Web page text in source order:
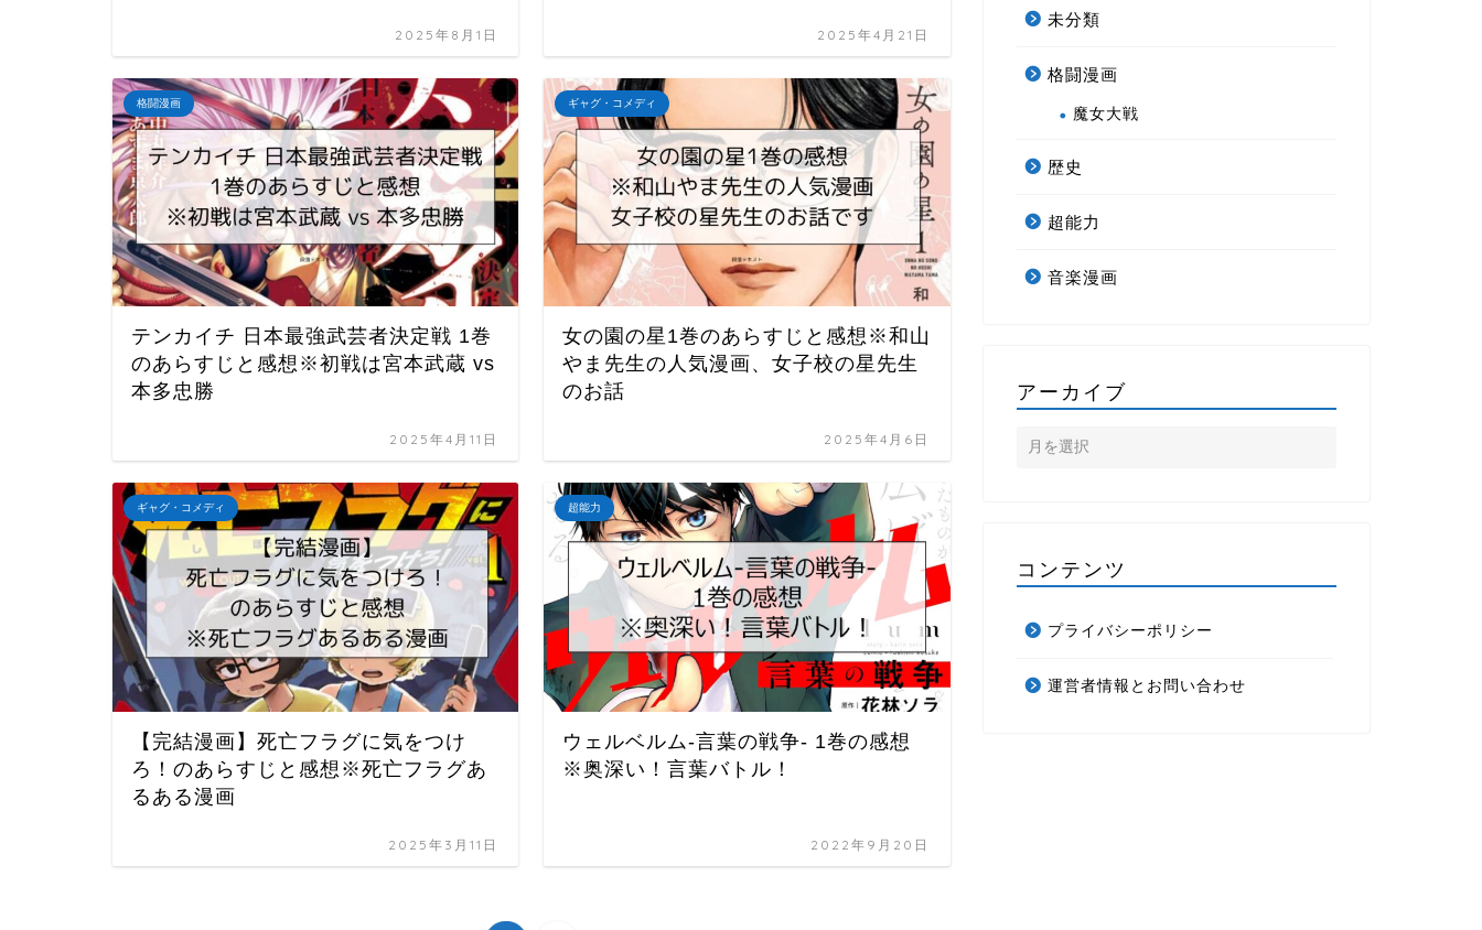
2025年8月1日 2025年4月21日
格闘漫画
テンカイチ 日本最強武芸者決定戦 1巻
のあらすじと感想※初戦は宮本武蔵 vs
本多忠勝
2025年4月11日
ギャグ・コメディ
女の園の星1巻のあらすじと感想※和山
やま先生の人気漫画、女子校の星先生
のお話
2025年4月6日
ギャグ・コメディ
【完結漫画】死亡フラグに気をつけ
ろ！のあらすじと感想※死亡フラグあ
るある漫画
2025年3月11日
超能力
ウェルベルム-言葉の戦争- 1巻の感想
※奥深い！言葉バトル！
2022年9月20日
未分類
格闘漫画
魔女大戦
歴史
超能力
音楽漫画
アーカイブ
コンテンツ
プライバシーポリシー
運営者情報とお問い合わせ